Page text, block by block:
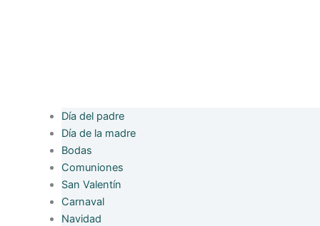
Día del padre
Día de la madre
Bodas
Comuniones
San Valentín
Carnaval
Navidad